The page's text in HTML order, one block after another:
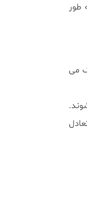
طور
می